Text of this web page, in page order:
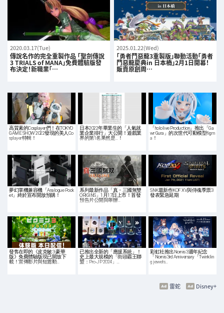
2020.03.17(Tue)
傳說名作的完全重製作品 「聖劍傳說
3 TRIALS of MANA」免費體驗版發
布決定！新職業「…
2025.01.22(Wed)
「勇者鬥惡龍3重製版」聯動活動「勇者
鬥惡龍慶典in 日本橋」2月1日開幕！
販賣原創周…
高質素的Cosplayer們！在TOKYO
GAME SHOW 2022發現的美人Co
splayer特輯！
日本2022年畢業生的「人氣就
業企業排行」大公開！遊戲業
界的第1名果然是…！
「hololive Production」推出「Ga
wr Gura」的次世代可動模型figm
a！
夢幻掌機兼容機「Analogue Pock
et」終於宣布開放預購！
系列最新作品「真・三國無雙
ORIGINS」1月17日上市！首發
預告片公開與舉辦…
SNK最新作KOF XV與侍魂季票3
發表緊急延期
發售在即的《皮克敏 3 豪華
版》免費體驗版現已開放下
載！宣傳影片與短篇動…
已推出全新的「應援系統」！
史上最大規模的「街頭霸王聯
盟：Pro-JP 2024」…
彩虹社推出Nornis 3週年紀念
「Nornis 3rd Anniversary「Twinklin
g jewels…
Disney+
雷蛇